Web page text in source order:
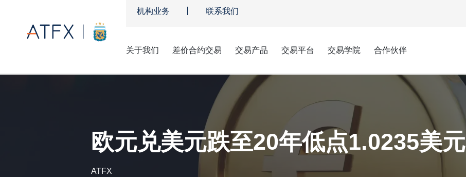
机构业务 联系我们
关于我们 差价合约交易 交易产品 交易平台 交易学院 合作伙伴
欧元兑美元跌至20年低点1.0235美元
ATFX